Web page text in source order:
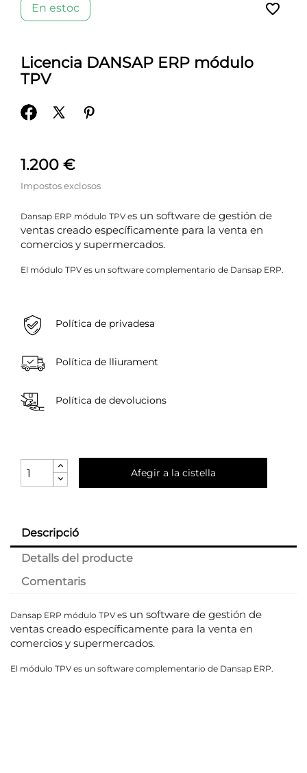
En estoc favorite_border
Licencia DANSAP ERP módulo
TPV
1.200 €
Impostos exclosos
Dansap ERP módulo TPV es un software de gestión de
ventas creado específicamente para la venta en
comercios y supermercados.
El módulo TPV es un software complementario de Dansap ERP.
Política de privadesa
Política de lliurament
Política de devolucions
Afegir a la cistella
Descripció
Detalls del producte
Comentaris
Dansap ERP módulo TPV es un software de gestión de
ventas creado específicamente para la venta en
comercios y supermercados.
El módulo TPV es un software complementario de Dansap ERP.